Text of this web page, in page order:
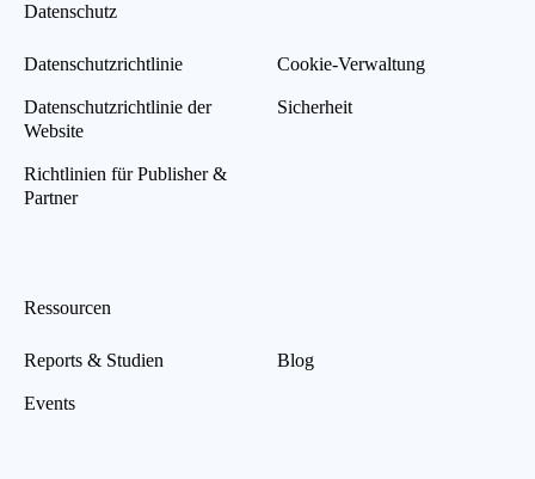
Datenschutz
Datenschutzrichtlinie
Datenschutzrichtlinie der
Website
Richtlinien für Publisher &
Partner
Cookie-Verwaltung
Sicherheit
Ressourcen
Reports & Studien
Events
Blog